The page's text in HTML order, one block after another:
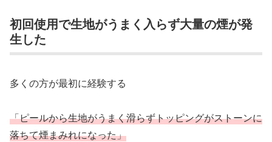
初回使用で生地がうまく入らず大量の煙が発
生した
多くの方が最初に経験する
「ピールから生地がうまく滑らずトッピングがストーンに
落ちて煙まみれになった」